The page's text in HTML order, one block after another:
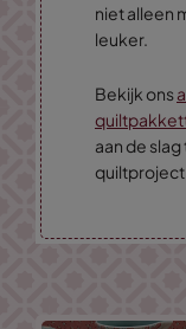
niet alleen
leuker.
Bekijk ons
aan de